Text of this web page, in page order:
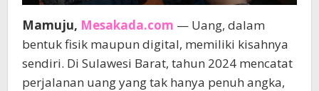
Mamuju, Mesakada.com — Uang, dalam
bentuk fisik maupun digital, memiliki kisahnya
sendiri. Di Sulawesi Barat, tahun 2024 mencatat
perjalanan uang yang tak hanya penuh angka,